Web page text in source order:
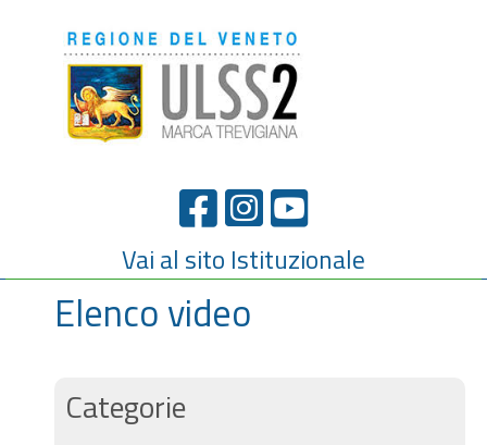
Vai al sito Istituzionale
Elenco video
Categorie